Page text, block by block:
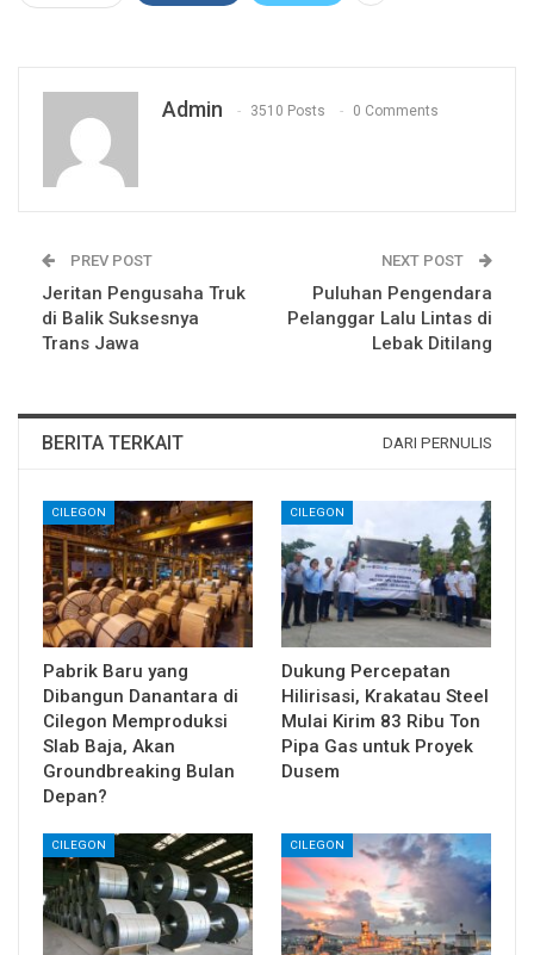
Admin 3510 Posts 0 Comments
PREV POST
Jeritan Pengusaha Truk
di Balik Suksesnya
Trans Jawa
NEXT POST
Puluhan Pengendara
Pelanggar Lalu Lintas di
Lebak Ditilang
BERITA TERKAIT DARI PERNULIS
CILEGON
Pabrik Baru yang
Dibangun Danantara di
Cilegon Memproduksi
Slab Baja, Akan
Groundbreaking Bulan
Depan?
CILEGON
Dukung Percepatan
Hilirisasi, Krakatau Steel
Mulai Kirim 83 Ribu Ton
Pipa Gas untuk Proyek
Dusem
CILEGON CILEGON